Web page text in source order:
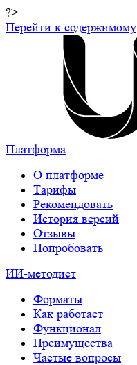
?>
Перейти к содержимому
Платформа
О платформе
Тарифы
Рекомендовать
История версий
Отзывы
Попробовать
ИИ-методист
Форматы
Как работает
Функционал
Преимущества
Частые вопросы